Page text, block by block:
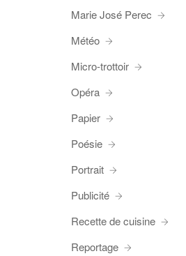
Marie José Perec
Météo
Micro-trottoir
Opéra
Papier
Poésie
Portrait
Publicité
Recette de cuisine
Reportage